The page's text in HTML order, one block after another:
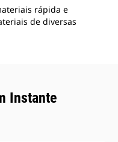
rápida e
de diversas
Instante